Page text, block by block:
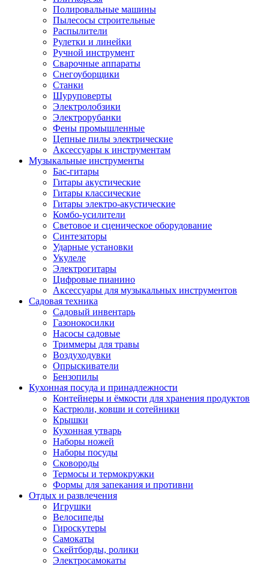
Полировальные машины
Пылесосы строительные
Распылители
Рулетки и линейки
Ручной инструмент
Сварочные аппараты
Снегоуборщики
Станки
Шуруповерты
Электролобзики
Электрорубанки
Фены промышленные
Цепные пилы электрические
Аксессуары к инструментам
Музыкальные инструменты
Бас-гитары
Гитары акустические
Гитары классические
Гитары электро-акустические
Комбо-усилители
Световое и сценическое оборудование
Синтезаторы
Ударные установки
Укулеле
Электрогитары
Цифровые пианино
Аксессуары для музыкальных инструментов
Садовая техника
Садовый инвентарь
Газонокосилки
Насосы садовые
Триммеры для травы
Воздуходувки
Опрыскиватели
Бензопилы
Кухонная посуда и принадлежности
Контейнеры и ёмкости для хранения продуктов
Кастрюли, ковши и сотейники
Крышки
Кухонная утварь
Наборы ножей
Наборы посуды
Сковороды
Термосы и термокружки
Формы для запекания и противни
Отдых и развлечения
Игрушки
Велосипеды
Гироскутеры
Самокаты
Скейтборды, ролики
Электросамокаты